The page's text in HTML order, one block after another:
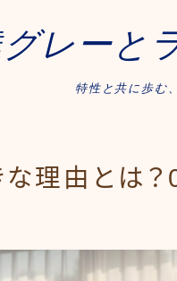
レーと
特性と共に歩む
理由とは？